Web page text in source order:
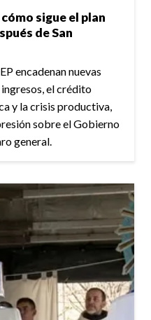
sigue el plan
de San
encadenan nuevas
el crédito
y la crisis productiva,
sobre el Gobierno
general.